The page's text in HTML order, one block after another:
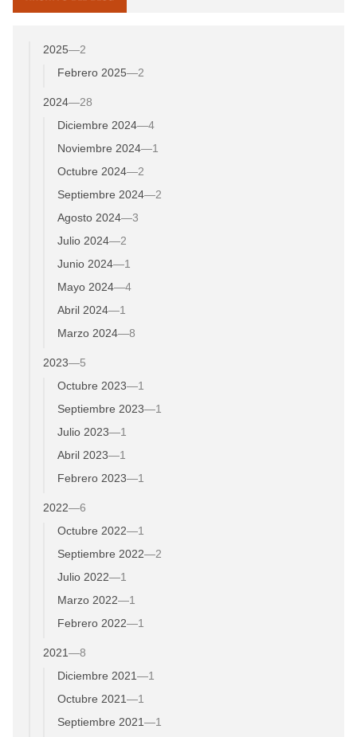
2025—2
Febrero 2025—2
2024—28
Diciembre 2024—4
Noviembre 2024—1
Octubre 2024—2
Septiembre 2024—2
Agosto 2024—3
Julio 2024—2
Junio 2024—1
Mayo 2024—4
Abril 2024—1
Marzo 2024—8
2023—5
Octubre 2023—1
Septiembre 2023—1
Julio 2023—1
Abril 2023—1
Febrero 2023—1
2022—6
Octubre 2022—1
Septiembre 2022—2
Julio 2022—1
Marzo 2022—1
Febrero 2022—1
2021—8
Diciembre 2021—1
Octubre 2021—1
Septiembre 2021—1